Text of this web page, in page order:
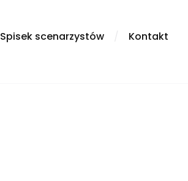
Spisek scenarzystów Kontakt